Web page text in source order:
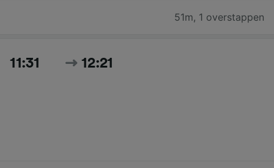
51m, 1 overstappen
11:31 12:21